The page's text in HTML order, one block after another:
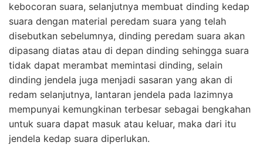
kebocoran suara, selanjutnya membuat dinding kedap
suara dengan material peredam suara yang telah
disebutkan sebelumnya, dinding peredam suara akan
dipasang diatas atau di depan dinding sehingga suara
tidak dapat merambat memintasi dinding, selain
dinding jendela juga menjadi sasaran yang akan di
redam selanjutnya, lantaran jendela pada lazimnya
mempunyai kemungkinan terbesar sebagai bengkahan
untuk suara dapat masuk atau keluar, maka dari itu
jendela kedap suara diperlukan.